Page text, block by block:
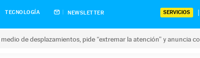
TECNOLOGÍA NEWSLETTER SERVICIOS
de desplazamientos, pide “extremar la atención” y anuncia